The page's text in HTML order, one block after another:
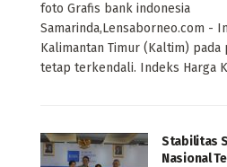
foto Grafis bank indonesia
Samarinda,Lensaborneo.com -
Kalimantan Timur (Kaltim) pada
tetap terkendali. Indeks Harga
Stabilitas
Nasional